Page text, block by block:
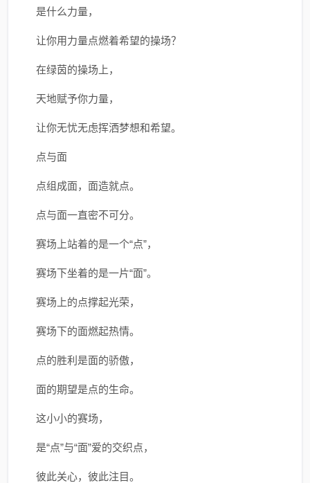
是什么力量，
让你用力量点燃着希望的操场？
在绿茵的操场上，
天地赋予你力量，
让你无忧无虑挥洒梦想和希望。
点与面
点组成面，面造就点。
点与面一直密不可分。
赛场上站着的是一个“点”，
赛场下坐着的是一片“面”。
赛场上的点撑起光荣，
赛场下的面燃起热情。
点的胜利是面的骄傲，
面的期望是点的生命。
这小小的赛场，
是“点”与“面”爱的交织点，
彼此关心，彼此注目。